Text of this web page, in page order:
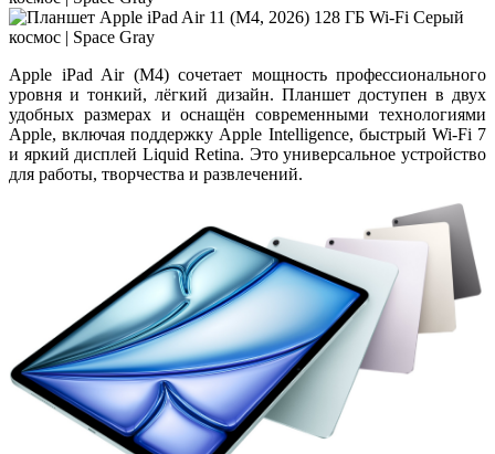
Apple iPad Air (M4)сочетает мощность профессионального
уровня и тонкий, лёгкий дизайн. Планшет доступен в двух
удобных размерах и оснащён современными технологиями
Apple, включая поддержку Apple Intelligence, быстрый Wi-Fi 7
и яркий дисплей Liquid Retina. Это универсальное устройство
для работы, творчества и развлечений.